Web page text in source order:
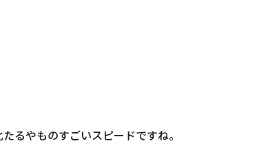
るやものすごいスピードですね。